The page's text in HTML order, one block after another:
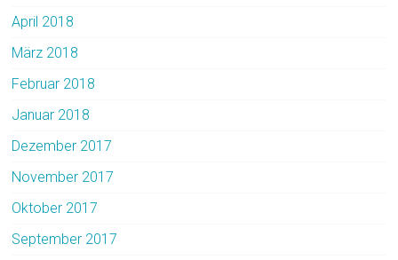
April 2018
März 2018
Februar 2018
Januar 2018
Dezember 2017
November 2017
Oktober 2017
September 2017